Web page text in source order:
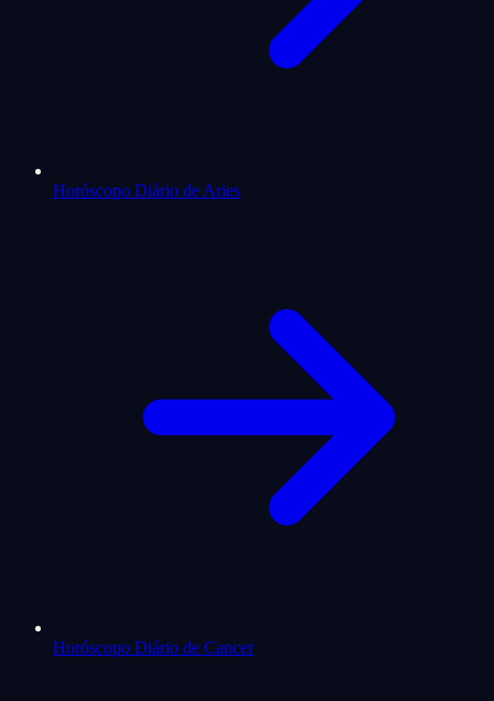
Horóscopo Diário de Aries
Horóscopo Diário de Cancer